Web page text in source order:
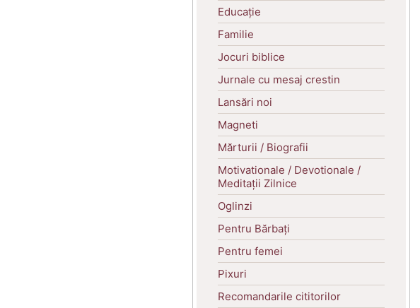
Educație
Familie
Jocuri biblice
Jurnale cu mesaj crestin
Lansări noi
Magneti
Mărturii / Biografii
Motivationale / Devotionale /
Meditații Zilnice
Oglinzi
Pentru Bărbați
Pentru femei
Pixuri
Recomandarile cititorilor